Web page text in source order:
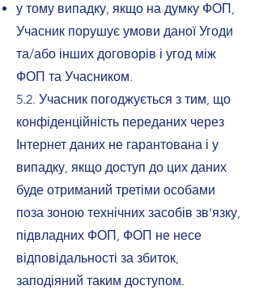
у тому випадку, якщо на думку ФОП,
Учасник порушує умови даної Угоди
та/або інших договорів і угод між
ФОП та Учасником.
5.2. Учасник погоджується з тим, що
конфіденційність переданих через
Інтернет даних не гарантована і у
випадку, якщо доступ до цих даних
буде отриманий третіми особами
поза зоною технічних засобів зв'язку,
підвладних ФОП, ФОП не несе
відповідальності за збиток,
заподіяний таким доступом.